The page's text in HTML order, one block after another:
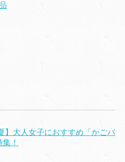
】大人女子におすすめ「かごバ
！